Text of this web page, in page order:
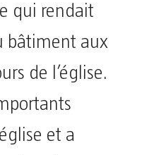
qui rendait
bâtiment aux
de l’église.
et a